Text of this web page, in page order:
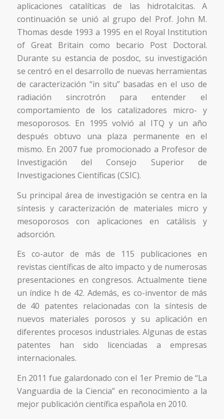
aplicaciones catalíticas de las hidrotalcitas. A
continuación se unió al grupo del Prof. John M.
Thomas desde 1993 a 1995 en el Royal Institution
of Great Britain como becario Post Doctoral.
Durante su estancia de posdoc, su investigación
se centró en el desarrollo de nuevas herramientas
de caracterización “in situ” basadas en el uso de
radiación sincrotrón para entender el
comportamiento de los catalizadores micro- y
mesoporosos. En 1995 volvió al ITQ y un año
después obtuvo una plaza permanente en el
mismo. En 2007 fue promocionado a Profesor de
Investigación del Consejo Superior de
Investigaciones Científicas (CSIC).
Su principal área de investigación se centra en la
síntesis y caracterización de materiales micro y
mesoporosos con aplicaciones en catálisis y
adsorción.
Es co-autor de más de 115 publicaciones en
revistas científicas de alto impacto y de numerosas
presentaciones en congresos. Actualmente tiene
un índice h de 42. Además, es co-inventor de más
de 40 patentes relacionadas con la síntesis de
nuevos materiales porosos y su aplicación en
diferentes procesos industriales. Algunas de estas
patentes han sido licenciadas a empresas
internacionales.
En 2011 fue galardonado con el 1er Premio de “La
Vanguardia de la Ciencia” en reconocimiento a la
mejor publicación científica española en 2010.